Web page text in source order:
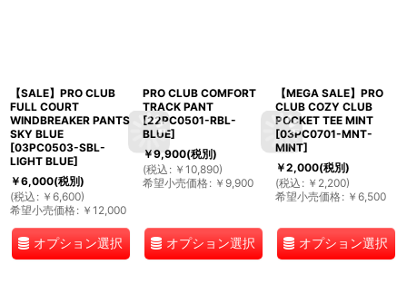
【SALE】PRO CLUB
FULL COURT
WINDBREAKER PANTS
SKY BLUE
[03PC0503-SBL-
LIGHT BLUE]
￥6,000(税別)
(税込 : ￥ 6,600)
希望小売価格: ￥ 12,000
オプション選択
PRO CLUB COMFORT
TRACK PANT
[22PC0501-RBL-
BLUE]
￥9,900(税別)
(税込 : ￥ 10,890)
希望小売価格: ￥ 9,900
オプション選択
【MEGA SALE】PRO
CLUB COZY CLUB
POCKET TEE MINT
[03PC0701-MNT-
MINT]
￥2,000(税別)
(税込 : ￥ 2,200)
希望小売価格: ￥ 6,500
オプション選択